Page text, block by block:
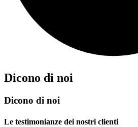
Dicono di noi
Dicono di noi
Le testimonianze dei nostri clienti